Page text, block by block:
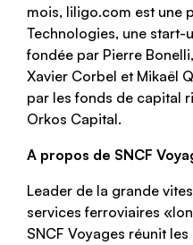
mois, liligo.com est une
Technologies, une start-
fondée par Pierre
Xavier Corbel et Mikaël
par les fonds de capital
Orkos Capital.
A propos de SNCF
Leader de la grande
services ferroviaires
SNCF Voyages réunit les